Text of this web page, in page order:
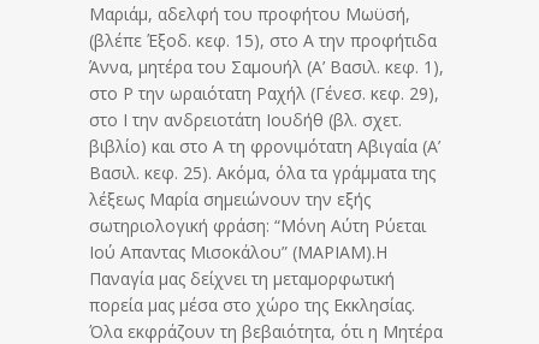
Μαριάμ, αδελφή του προφήτου Μωϋσή,
(βλέπε Έξοδ. κεφ. 15), στο Α την προφήτιδα
Άννα, μητέρα του Σαμουήλ (Α’ Βασιλ. κεφ. 1),
στο Ρ την ωραιότατη Ραχήλ (Γένεσ. κεφ. 29),
στο Ι την ανδρειοτάτη Ιουδήθ (βλ. σχετ.
βιβλίο) και στο Α τη φρονιμότατη Αβιγαία (Α’
Βασιλ. κεφ. 25). Ακόμα, όλα τα γράμματα της
λέξεως Μαρία σημειώνουν την εξής
σωτηριολογική φράση: “Μόνη Αύτη Ρύεται
Ιού Απαντας Μισοκάλου” (ΜΑΡΙΑΜ).Η
Παναγία μας δείχνει τη μεταμορφωτική
πορεία μας μέσα στο χώρο της Εκκλησίας.
Όλα εκφράζουν τη βεβαιότητα, ότι η Μητέρα